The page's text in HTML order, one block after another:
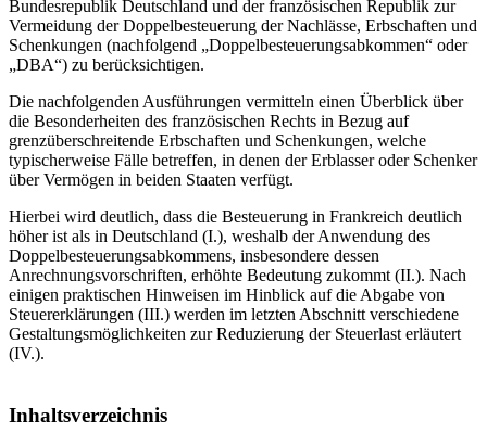
Bundesrepublik Deutschland und der französischen Republik zur
Vermeidung der Doppelbesteuerung der Nachlässe, Erbschaften und
Schenkungen (nachfolgend „Doppelbesteuerungsabkommen“ oder
„DBA“) zu berücksichtigen.
Die nachfolgenden Ausführungen vermitteln einen Überblick über
die Besonderheiten des französischen Rechts in Bezug auf
grenzüberschreitende Erbschaften und Schenkungen, welche
typischerweise Fälle betreffen, in denen der Erblasser oder Schenker
über Vermögen in beiden Staaten verfügt.
Hierbei wird deutlich, dass die Besteuerung in Frankreich deutlich
höher ist als in Deutschland (I.), weshalb der Anwendung des
Doppelbesteuerungsabkommens, insbesondere dessen
Anrechnungsvorschriften, erhöhte Bedeutung zukommt (II.). Nach
einigen praktischen Hinweisen im Hinblick auf die Abgabe von
Steuererklärungen (III.) werden im letzten Abschnitt verschiedene
Gestaltungsmöglichkeiten zur Reduzierung der Steuerlast erläutert
(IV.).
Inhaltsverzeichnis